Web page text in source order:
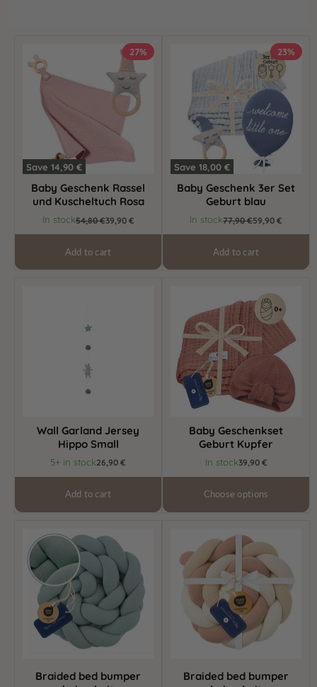
27%
Save14,90 €
Geschenk
Rassel
Kuscheltuch
Rosa
Baby Geschenk Rassel
und Kuscheltuch Rosa
In stockOriginal
54,80 €Current
price
39,90 €
Add to cart
23%
Save18,00 €
Geburt
blau
Baby Geschenk 3er Set
Geburt blau
In stockOriginal
77,90 €Current
price
59,90 €
Add to cart
Wall Garland Jersey
Hippo Small
5+ in stock26,90 €
Add to cart
Geschenkset
Geburt
Kupfer
Baby Geschenkset
Geburt Kupfer
In stock39,90 €
Choose options
Braided
bed
bumper
beige
knit
Braided bed bumper
bumper
beige
knit
Braided bed bumper